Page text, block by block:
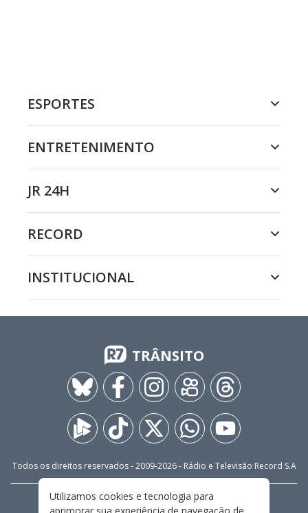
ESPORTES
ENTRETENIMENTO
JR 24H
RECORD
INSTITUCIONAL
TRÂNSITO
Todos os direitos reservados - 2009-2026- Rádio e Televisão Record S.A
FALE CONOSCO PRIVACIDADE
Utilizamos cookies e tecnologia para